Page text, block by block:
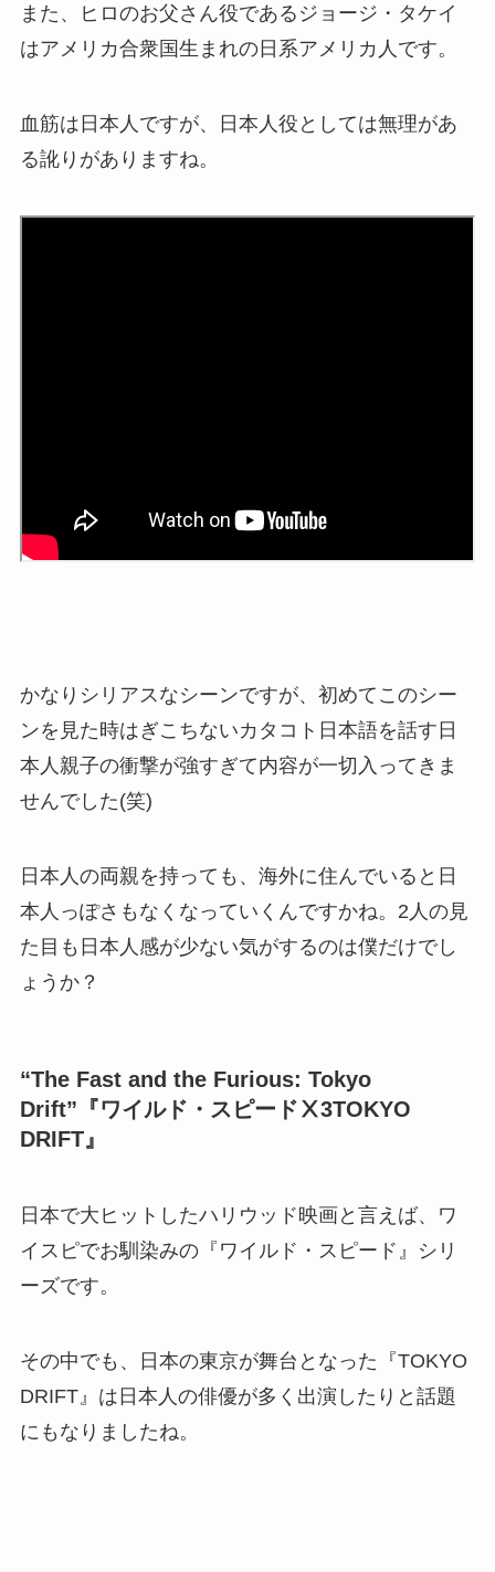
また、ヒロのお父さん役であるジョージ・タケイ
はアメリカ合衆国生まれの日系アメリカ人です。
血筋は日本人ですが、日本人役としては無理があ
る訛りがありますね。
かなりシリアスなシーンですが、初めてこのシー
ンを見た時はぎこちないカタコト日本語を話す日
本人親子の衝撃が強すぎて内容が一切入ってきま
せんでした(笑)
日本人の両親を持っても、海外に住んでいると日
本人っぽさもなくなっていくんですかね。2人の見
た目も日本人感が少ない気がするのは僕だけでし
ょうか？
“The Fast and the Furious: Tokyo
Drift”『ワイルド・スピードⅩ3TOKYO
DRIFT』
日本で大ヒットしたハリウッド映画と言えば、ワ
イスピでお馴染みの『ワイルド・スピード』シリ
ーズです。
その中でも、日本の東京が舞台となった『TOKYO
DRIFT』は日本人の俳優が多く出演したりと話題
にもなりましたね。